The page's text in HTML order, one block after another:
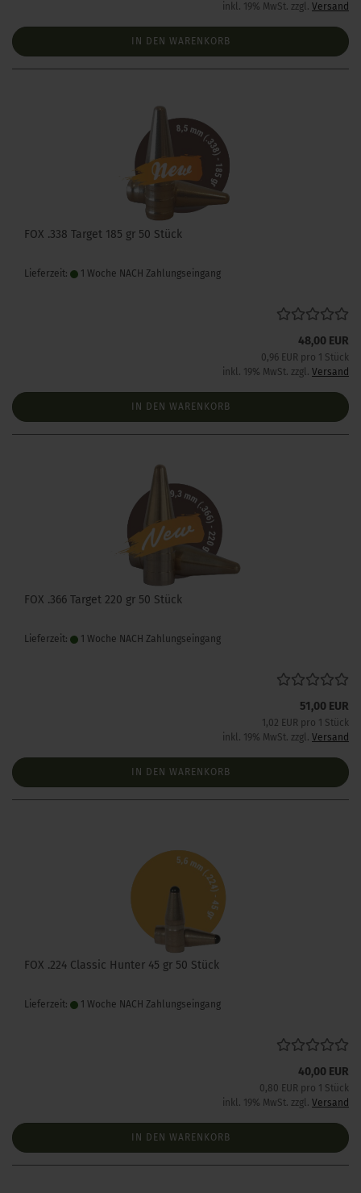
inkl. 19% MwSt. zzgl. Versand
IN DEN WARENKORB
FOX .338 Target 185 gr 50 Stück
Lieferzeit: 1 Woche NACH Zahlungseingang
48,00 EUR
0,96 EUR pro 1 Stück
inkl. 19% MwSt. zzgl. Versand
IN DEN WARENKORB
FOX .366 Target 220 gr 50 Stück
Lieferzeit: 1 Woche NACH Zahlungseingang
51,00 EUR
1,02 EUR pro 1 Stück
inkl. 19% MwSt. zzgl. Versand
IN DEN WARENKORB
FOX .224 Classic Hunter 45 gr 50 Stück
Lieferzeit: 1 Woche NACH Zahlungseingang
40,00 EUR
0,80 EUR pro 1 Stück
inkl. 19% MwSt. zzgl. Versand
IN DEN WARENKORB